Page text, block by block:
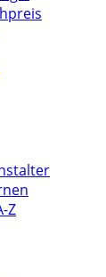
Z